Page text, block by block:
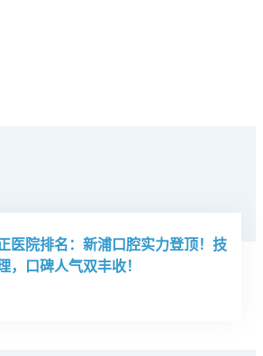
医院排名：新浦口腔实力登顶！技
，口碑人气双丰收！